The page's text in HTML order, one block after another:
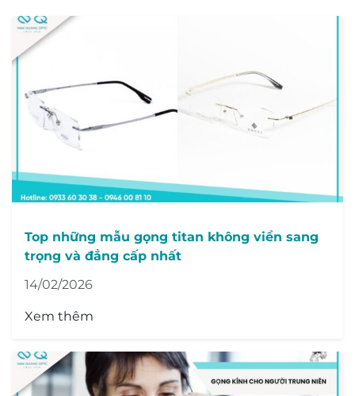
Top những mẫu gọng titan không viền sang
trọng và đẳng cấp nhất
14/02/2026
Xem thêm